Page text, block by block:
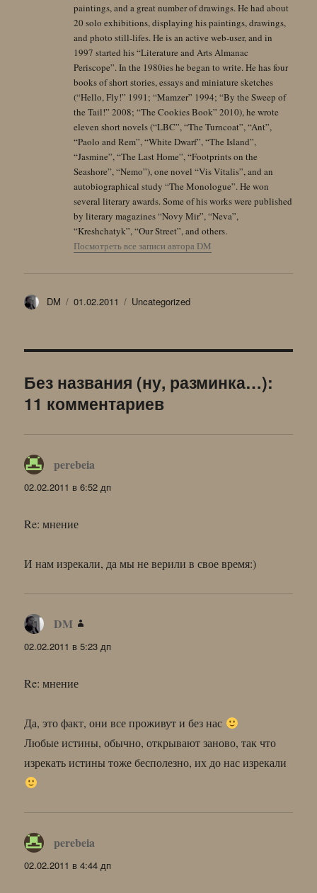
paintings, and a great number of drawings. He had about
20 solo exhibitions, displaying his paintings, drawings,
and photo still-lifes. He is an active web-user, and in
1997 started his “Literature and Arts Almanac
Periscope”. In the 1980ies he began to write. He has four
books of short stories, essays and miniature sketches
(“Hello, Fly!” 1991; “Mamzer” 1994; “By the Sweep of
the Tail!” 2008; “The Cookies Book” 2010), he wrote
eleven short novels (“LBC”, “The Turncoat”, “Ant”,
“Paolo and Rem”, “White Dwarf”, “The Island”,
“Jasmine”, “The Last Home”, “Footprints on the
Seashore”, “Nemo”), one novel “Vis Vitalis”, and an
autobiographical study “The Monologue”. He won
several literary awards. Some of his works were published
by literary magazines “Novy Mir”, “Neva”,
“Kreshchatyk”, “Our Street”, and others.
Посмотреть все записи автора DM
Автор
DM Опубликовано
01.02.2011 Рубрики
Uncategorized
Без названия (ну, разминка…):
11 комментариев
perebeia
02.02.2011 в 6:52 дп
Re: мнение
И нам изрекали, да мы не верили в свое время:)
DM
02.02.2011 в 5:23 дп
Re: мнение
Да, это факт, они все проживут и без нас
Любые истины, обычно, открывают заново, так что
изрекать истины тоже бесполезно, их до нас изрекали
perebeia
02.02.2011 в 4:44 дп